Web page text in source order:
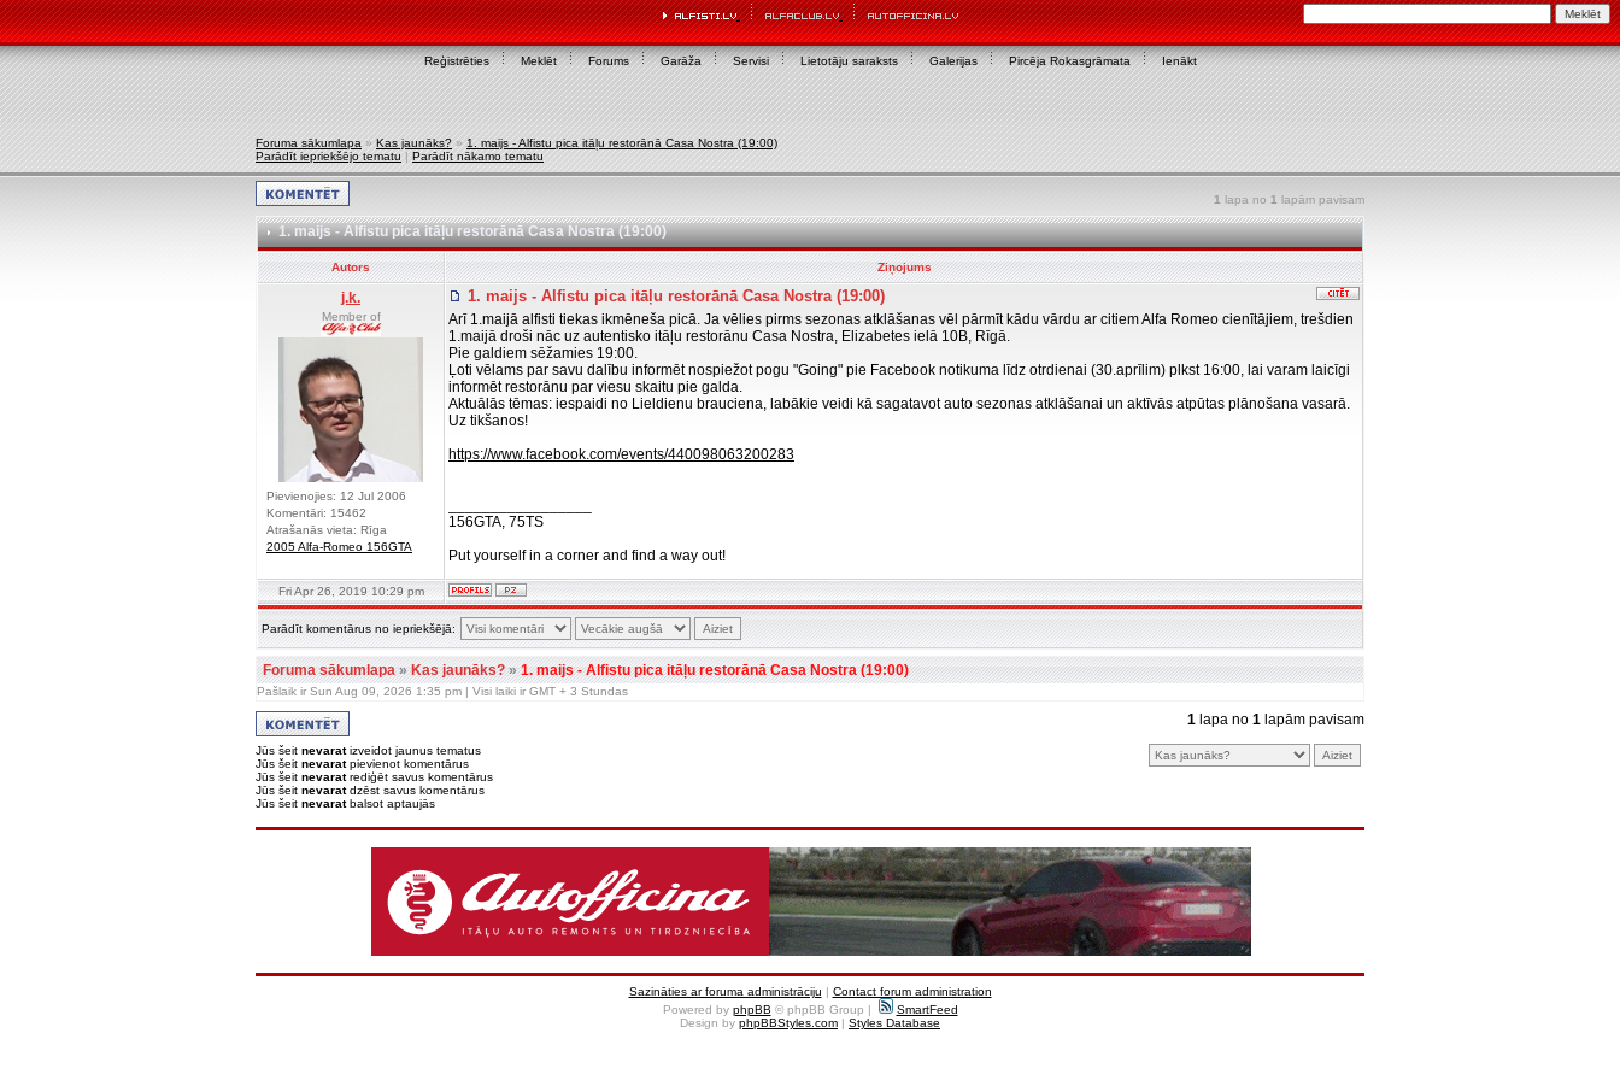
Reģistrēties Meklēt Forums Garāža Servisi Lietotāju saraksts Galerijas Pircēja Rokasgrāmata Ienākt
Foruma sākumlapa » Kas jaunāks? » 1. maijs - Alfistu pica itāļu restorānā Casa Nostra (19:00)
Parādīt iepriekšējo tematu | Parādīt nākamo tematu
1 lapa no 1 lapām pavisam
1. maijs - Alfistu pica itāļu restorānā Casa Nostra (19:00)
Autors Ziņojums
j.k.
Member of
Pievienojies: 12 Jul 2006
Komentāri: 15462
Atrašanās vieta: Rīga
2005 Alfa-Romeo 156GTA
1. maijs - Alfistu pica itāļu restorānā Casa Nostra (19:00)
Arī 1.maijā alfisti tiekas ikmēneša picā. Ja vēlies pirms sezonas atklāšanas vēl pārmīt kādu vārdu ar citiem Alfa Romeo cienītājiem, trešdien
1.maijā droši nāc uz autentisko itāļu restorānu Casa Nostra, Elizabetes ielā 10B, Rīgā.
Pie galdiem sēžamies 19:00.
Ļoti vēlams par savu dalību informēt nospiežot pogu "Going" pie Facebook notikuma līdz otrdienai (30.aprīlim) plkst 16:00, lai varam laicīgi
informēt restorānu par viesu skaitu pie galda.
Aktuālās tēmas: iespaidi no Lieldienu brauciena, labākie veidi kā sagatavot auto sezonas atklāšanai un aktīvās atpūtas plānošana vasarā.
Uz tikšanos!
https://www.facebook.com/events/440098063200283
156GTA, 75TS
Put yourself in a corner and find a way out!
Fri Apr 26, 2019 10:29 pm
Parādīt komentārus no iepriekšējā:
Foruma sākumlapa»Kas jaunāks?»1. maijs - Alfistu pica itāļu restorānā Casa Nostra (19:00)
Pašlaik ir Sun Aug 09, 2026 1:35 pm | Visi laiki ir GMT + 3 Stundas
1 lapa no 1 lapām pavisam
Jūs šeit nevaratizveidot jaunus tematus
Jūs šeit nevaratpievienot komentārus
Jūs šeit nevaratrediģēt savus komentārus
Jūs šeit nevaratdzēst savus komentārus
Jūs šeit nevaratbalsot aptaujās
Sazināties ar foruma administrāciju | Contact forum administration
Powered by phpBB © phpBB Group |
SmartFeed
Design by phpBBStyles.com | Styles Database